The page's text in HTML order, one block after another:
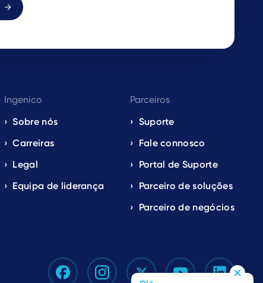
Ingenico
Sobre nós
Carreiras
Legal
Equipa de liderança
Parceiros
Suporte
Fale connosco
Portal de Suporte
Parceiro de soluções
Parceiro de negócios